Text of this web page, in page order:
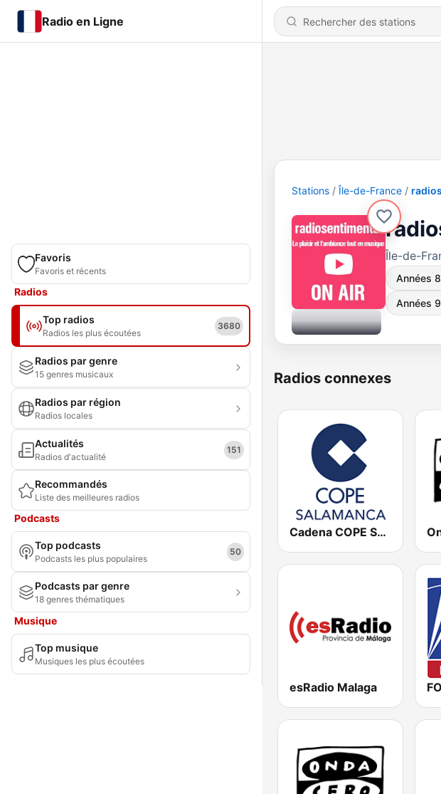
Radio en Ligne
Favoris
Favoris et récents
Radios
Top radios
Radios les plus écoutées
3680
Radios par genre
15 genres musicaux
Radios par région
Radios locales
Actualités
Radios d'actualité
151
Recommandés
Liste des meilleures radios
Podcasts
Top podcasts
Podcasts les plus populaires
50
Podcasts par genre
18 genres thématiques
Musique
Top musique
Musiques les plus écoutées
Stations Île-de-France
Île-de-
Années
Années
Radios connexes
Cadena COPE Salamanca
esRadio Malaga